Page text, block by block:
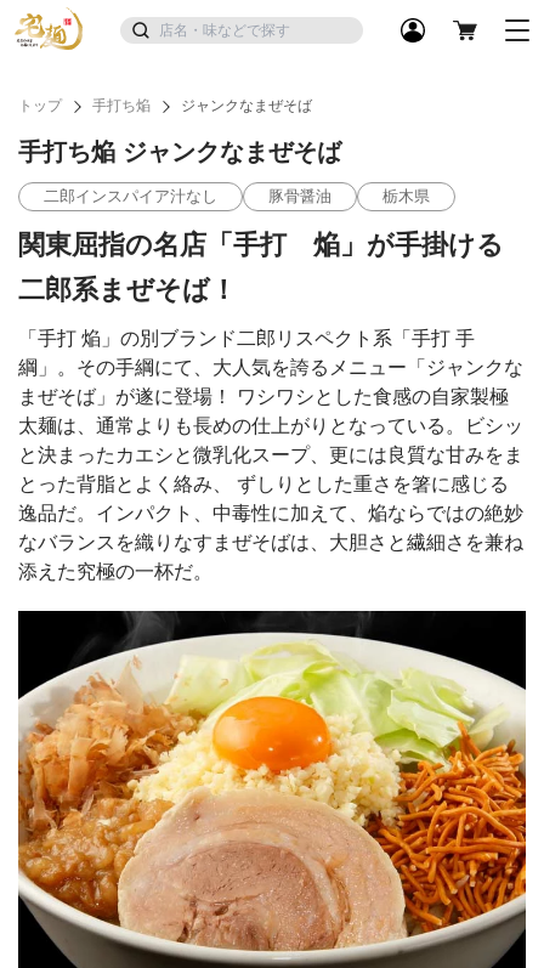
トップ 手打ち焔 ジャンクなまぜそば
手打ち焔 ジャンクなまぜそば
二郎インスパイア汁なし 豚骨醤油 栃木県
関東屈指の名店「手打 焔」が手掛ける
二郎系まぜそば！
「手打 焔」の別ブランド二郎リスペクト系「手打 手
綱」。その手綱にて、大人気を誇るメニュー「ジャンクな
まぜそば」が遂に登場！ ワシワシとした食感の自家製極
太麺は、通常よりも長めの仕上がりとなっている。ビシッ
と決まったカエシと微乳化スープ、更には良質な甘みをま
とった背脂とよく絡み、 ずしりとした重さを箸に感じる
逸品だ。インパクト、中毒性に加えて、焔ならではの絶妙
なバランスを織りなすまぜそばは、大胆さと繊細さを兼ね
添えた究極の一杯だ。